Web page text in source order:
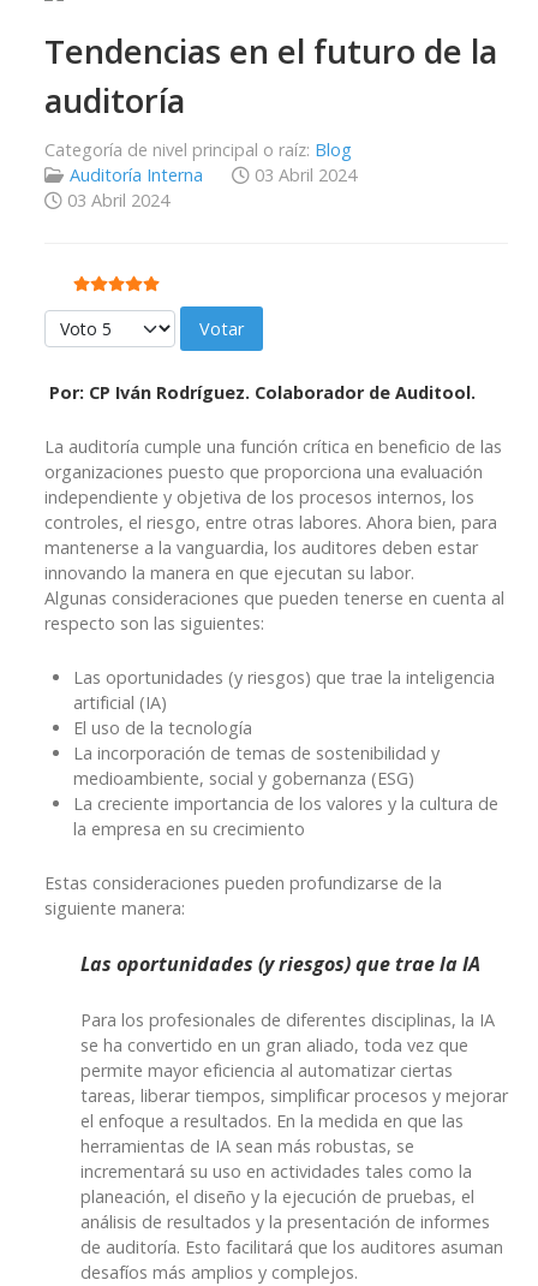
Tendencias en el futuro de la
auditoría
Categoría de nivel principal o raíz: Blog
Auditoría Interna
03 Abril 2024
03 Abril 2024
Ratio:5/5
Por favor, vote
Por: CP Iván Rodríguez. Colaborador de Auditool.
La auditoría cumple una función crítica en beneficio de las
organizaciones puesto que proporciona una evaluación
independiente y objetiva de los procesos internos, los
controles, el riesgo, entre otras labores. Ahora bien, para
mantenerse a la vanguardia, los auditores deben estar
innovando la manera en que ejecutan su labor.
Algunas consideraciones que pueden tenerse en cuenta al
respecto son las siguientes:
Las oportunidades (y riesgos) que trae la inteligencia
artificial (IA)
El uso de la tecnología
La incorporación de temas de sostenibilidad y
medioambiente, social y gobernanza (ESG)
La creciente importancia de los valores y la cultura de
la empresa en su crecimiento
Estas consideraciones pueden profundizarse de la
siguiente manera:
Las oportunidades (y riesgos) que trae la IA
Para los profesionales de diferentes disciplinas, la IA
se ha convertido en un gran aliado, toda vez que
permite mayor eficiencia al automatizar ciertas
tareas, liberar tiempos, simplificar procesos y mejorar
el enfoque a resultados. En la medida en que las
herramientas de IA sean más robustas, se
incrementará su uso en actividades tales como la
planeación, el diseño y la ejecución de pruebas, el
análisis de resultados y la presentación de informes
de auditoría. Esto facilitará que los auditores asuman
desafíos más amplios y complejos.